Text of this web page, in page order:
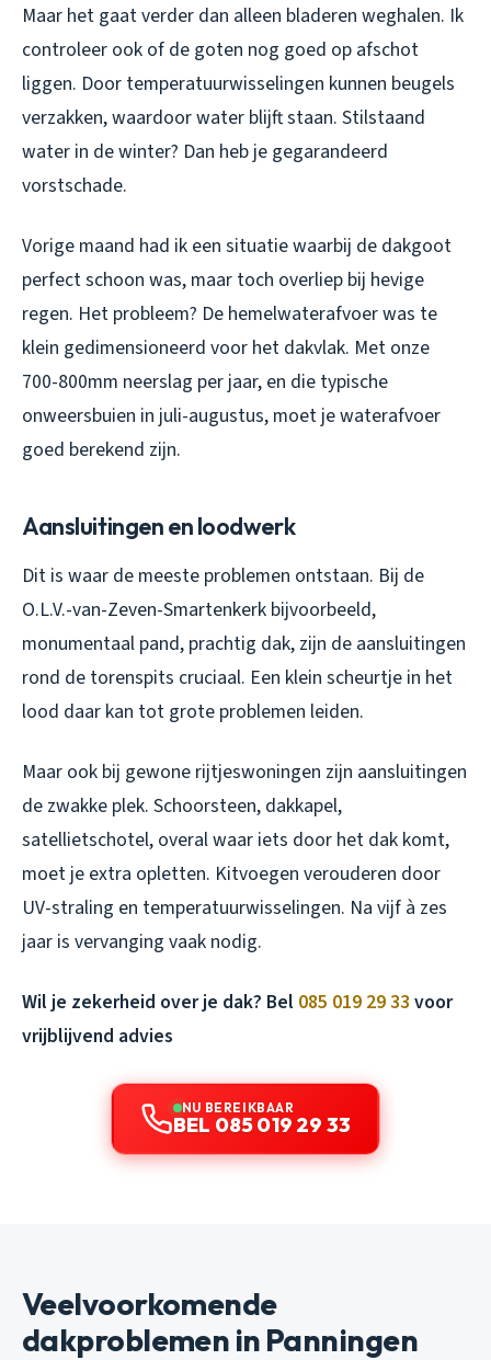
Maar het gaat verder dan alleen bladeren weghalen. Ik
controleer ook of de goten nog goed op afschot
liggen. Door temperatuurwisselingen kunnen beugels
verzakken, waardoor water blijft staan. Stilstaand
water in de winter? Dan heb je gegarandeerd
vorstschade.
Vorige maand had ik een situatie waarbij de dakgoot
perfect schoon was, maar toch overliep bij hevige
regen. Het probleem? De hemelwaterafvoer was te
klein gedimensioneerd voor het dakvlak. Met onze
700-800mm neerslag per jaar, en die typische
onweersbuien in juli-augustus, moet je waterafvoer
goed berekend zijn.
Aansluitingen en loodwerk
Dit is waar de meeste problemen ontstaan. Bij de
O.L.V.-van-Zeven-Smartenkerk bijvoorbeeld,
monumentaal pand, prachtig dak, zijn de aansluitingen
rond de torenspits cruciaal. Een klein scheurtje in het
lood daar kan tot grote problemen leiden.
Maar ook bij gewone rijtjeswoningen zijn aansluitingen
de zwakke plek. Schoorsteen, dakkapel,
satellietschotel, overal waar iets door het dak komt,
moet je extra opletten. Kitvoegen verouderen door
UV-straling en temperatuurwisselingen. Na vijf à zes
jaar is vervanging vaak nodig.
Wil je zekerheid over je dak? Bel 085 019 29 33 voor
vrijblijvend advies
NU BEREIKBAAR
BEL 085 019 29 33
Veelvoorkomende
dakproblemen in Panningen